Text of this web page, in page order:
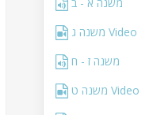
משנה ג Video
משנה ז - ח
משנה ט Video